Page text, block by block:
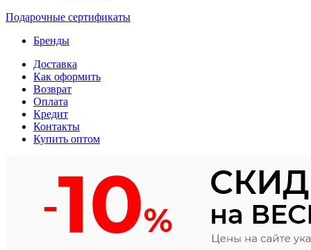
Подарочные сертификаты
Бренды
Доставка
Как оформить
Возврат
Оплата
Кредит
Контакты
Купить оптом